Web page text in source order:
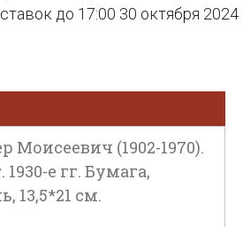
до 17:00 30 октября 2024
Моисеевич (1902-1970).
е гг. Бумага,
13,5*21 см.